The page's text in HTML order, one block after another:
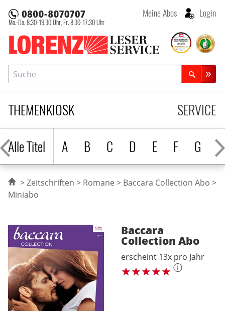
Lorenz Leserservice
Mo.-Do. 8:30-19:30 Uhr, Fr. 8:30-17:30 Uhr
Meine Abos Login
THEMENKIOSK
Alle Titel
A B C D E F G H
SERVICE
Suche
Zeitschriftensuche
Zeitschriften Romane
Baccara Collection Abo
Miniabo
Baccara
Collection Abo
erscheint 13x pro Jahr
ⓘ